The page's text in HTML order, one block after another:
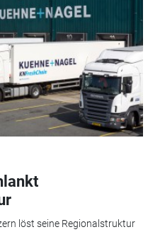
löst seine Regionalstruktur